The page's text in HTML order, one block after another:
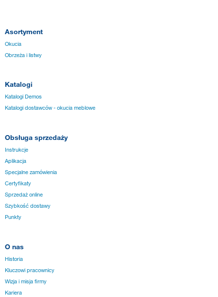
Asortyment
Okucia
Obrzeża i listwy
Katalogi
Katalogi Demos
Katalogi dostawców - okucia meblowe
Obsługa sprzedaży
Instrukcje
Aplikacja
Specjalne zamówienia
Certyfikaty
Sprzedaż online
Szybkość dostawy
Punkty
O nas
Historia
Kluczowi pracownicy
Wizja i misja firmy
Kariera